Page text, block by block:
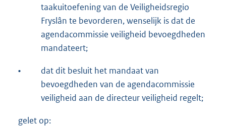
taakuitoefening van de Veiligheidsregio
Fryslân te bevorderen, wenselijk is dat de
agendacommissie veiligheid bevoegdheden
mandateert;
•
dat dit besluit het mandaat van
bevoegdheden van de agendacommissie
veiligheid aan de directeur veiligheid regelt;
gelet op: